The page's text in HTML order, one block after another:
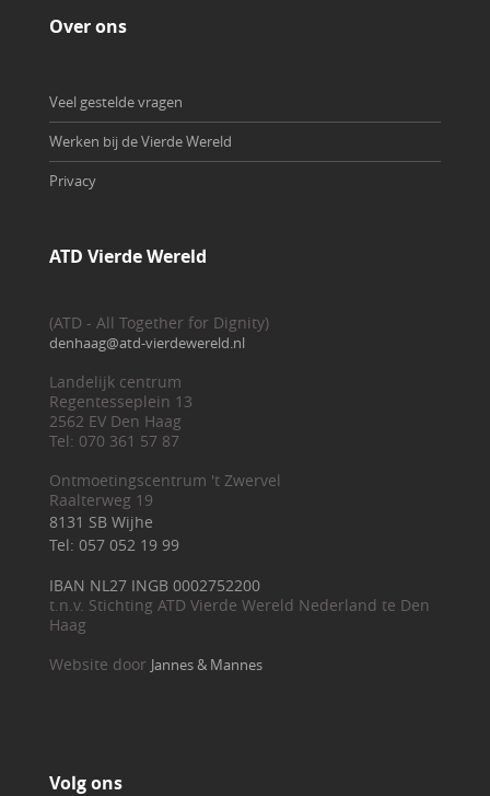
Over ons
Veel gestelde vragen
Werken bij de Vierde Wereld
Privacy
ATD Vierde Wereld
(ATD - All Together for Dignity)
denhaag@atd-vierdewereld.nl
Landelijk centrum
Regentesseplein 13
2562 EV Den Haag
Tel: 070 361 57 87
Ontmoetingscentrum 't Zwervel
Raalterweg 19
8131 SB Wijhe
Tel: 057 052 19 99
IBAN NL27 INGB 0002752200
t.n.v. Stichting ATD Vierde Wereld Nederland te Den
Haag
Website door Jannes & Mannes
Volg ons